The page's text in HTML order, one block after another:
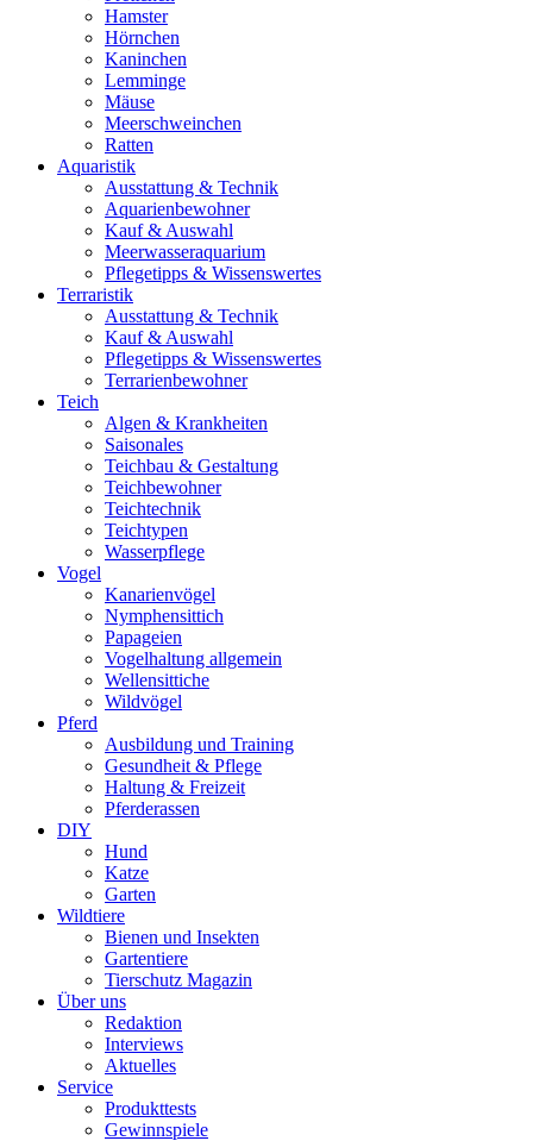
Hamster
Hörnchen
Kaninchen
Lemminge
Mäuse
Meerschweinchen
Ratten
Aquaristik
Ausstattung & Technik
Aquarienbewohner
Kauf & Auswahl
Meerwasseraquarium
Pflegetipps & Wissenswertes
Terraristik
Ausstattung & Technik
Kauf & Auswahl
Pflegetipps & Wissenswertes
Terrarienbewohner
Teich
Algen & Krankheiten
Saisonales
Teichbau & Gestaltung
Teichbewohner
Teichtechnik
Teichtypen
Wasserpflege
Vogel
Kanarienvögel
Nymphensittich
Papageien
Vogelhaltung allgemein
Wellensittiche
Wildvögel
Pferd
Ausbildung und Training
Gesundheit & Pflege
Haltung & Freizeit
Pferderassen
DIY
Hund
Katze
Garten
Wildtiere
Bienen und Insekten
Gartentiere
Tierschutz Magazin
Über uns
Redaktion
Interviews
Aktuelles
Service
Produkttests
Gewinnspiele